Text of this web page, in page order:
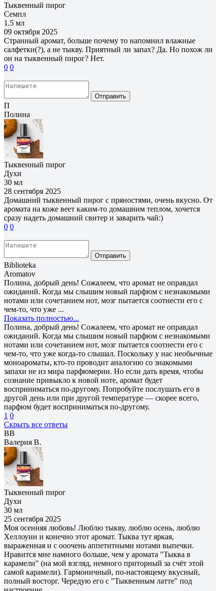
Тыквенный пирог
Семпл
1.5 мл
09 октября 2025
Странный аромат, больше почему то напомнил влажные
салфетки(?), а не тыкву. Приятный ли запах? Да. Но похож ли
он на тыквенный пирог? Нет.
0 0
Отправить
П
Полина
Тыквенный пирог
Духи
30 мл
28 сентября 2025
Домашний тыквенный пирог с пряностями, очень вкусно. От
аромата на коже веет каким-то домашним теплом, хочется
сразу надеть домашний свитер и заварить чай:)
0 0
Отправить
Biblioteka
Aromatov
Полина, добрый день! Сожалеем, что аромат не оправдал
ожиданий. Когда мы слышим новый парфюм с незнакомыми
нотами или сочетанием нот, мозг пытается соотнести его с
чем-то, что уже ...
Показать полностью...
Полина, добрый день! Сожалеем, что аромат не оправдал
ожиданий. Когда мы слышим новый парфюм с незнакомыми
нотами или сочетанием нот, мозг пытается соотнести его с
чем-то, что уже когда-то слышал. Поскольку у нас необычные
моноароматы, кто-то проводит аналогию со знакомыми
запахи не из мира парфюмерии. Но если дать время, чтобы
сознание привыкло к новой ноте, аромат будет
восприниматься по-другому. Попробуйте послушать его в
другой день или при другой температуре — скорее всего,
парфюм будет восприниматься по-другому.
1 0
Скрыть все ответы
ВВ
Валерия В.
Тыквенный пирог
Духи
30 мл
25 сентября 2025
Моя осенняя любовь! Люблю тыкву, люблю осень, люблю
Хеллоуин и конечно этот аромат. Тыква тут яркая,
выраженная и с ооочень аппетитными нотами выпечки.
Нравится мне намного больше, чем у аромата "Тыква в
карамели" (на мой взгляд, немного приторный за счёт этой
самой карамели). Гармоничный, по-настоящему вкусный,
полный восторг. Чередую его с "Тыквенным латте" под